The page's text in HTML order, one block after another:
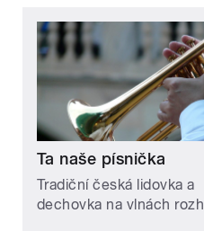
Ta naše písnička
Tradiční česká lidovka a
dechovka na vlnách